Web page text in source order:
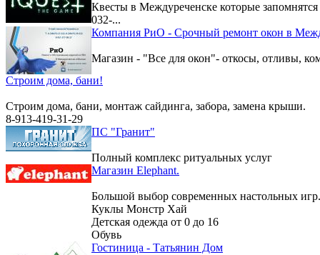
Квесты в Междуреченске которые
032-...
Компания РиО - Срочный ремонт окон в
Магазин - "Все для окон"- откосы, отливы,
Строим дома, бани!
Строим дома, бани, монтаж сайдинга, забора, замена крыши.
8-913-419-31-29
ПС "Гранит"
Полный комплекс ритуальных услуг
Магазин Elephant.
Большой выбор современных настольных игр.
Куклы Монстр Хай
Детская одежда от 0 до 16
Обувь
Гостиница - Татьянин Дом